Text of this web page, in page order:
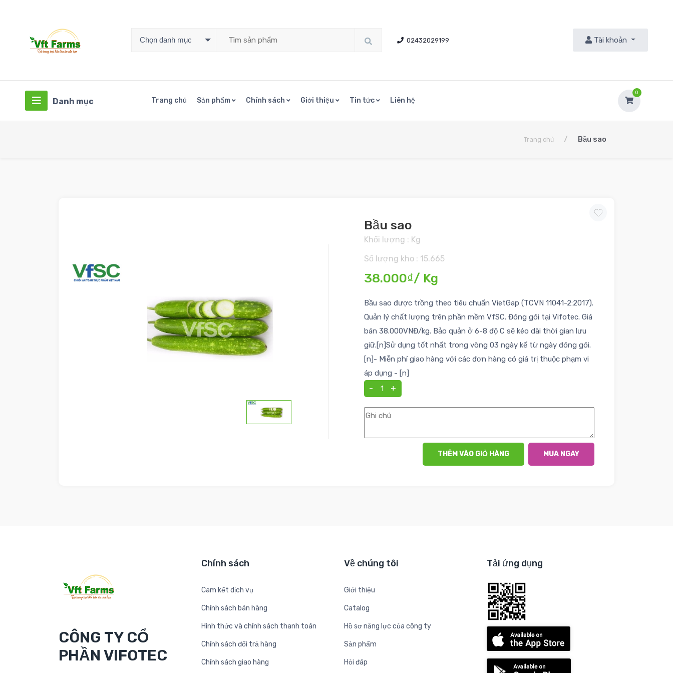
Chọn danh mục 02432029199 Tài khoản
Danh mục Trang chủ Sản phẩm Chính sách Giới thiệu Tin tức Liên hệ
0
Trang chủ / Bầu sao
Bầu sao
Khối lượng : Kg
Số lượng kho : 15.665
38.000₫/ Kg
Bầu sao được trồng theo tiêu chuẩn VietGap (TCVN 11041-2:2017).
Quản lý chất lượng trên phần mềm VfSC. Đóng gói tại Vifotec. Giá
bán 38.000VNĐ/kg. Bảo quản ở 6-8 độ C sẽ kéo dài thời gian lưu
giữ.[n]Sử dụng tốt nhất trong vòng 03 ngày kể từ ngày đóng gói.
[n]- Miễn phí giao hàng với các đơn hàng có giá trị thuộc phạm vi
áp dụng - [n]
- +
THÊM VÀO GIỎ HÀNG MUA NGAY
CÔNG TY CỔ
PHẦN VIFOTEC
Chính sách
Cam kết dịch vụ
Chính sách bán hàng
Hình thức và chính sách thanh toán
Chính sách đổi trả hàng
Chính sách giao hàng
Về chúng tôi
Giới thiệu
Catalog
Hồ sơ năng lực của công ty
Sản phẩm
Hỏi đáp
Tải ứng dụng